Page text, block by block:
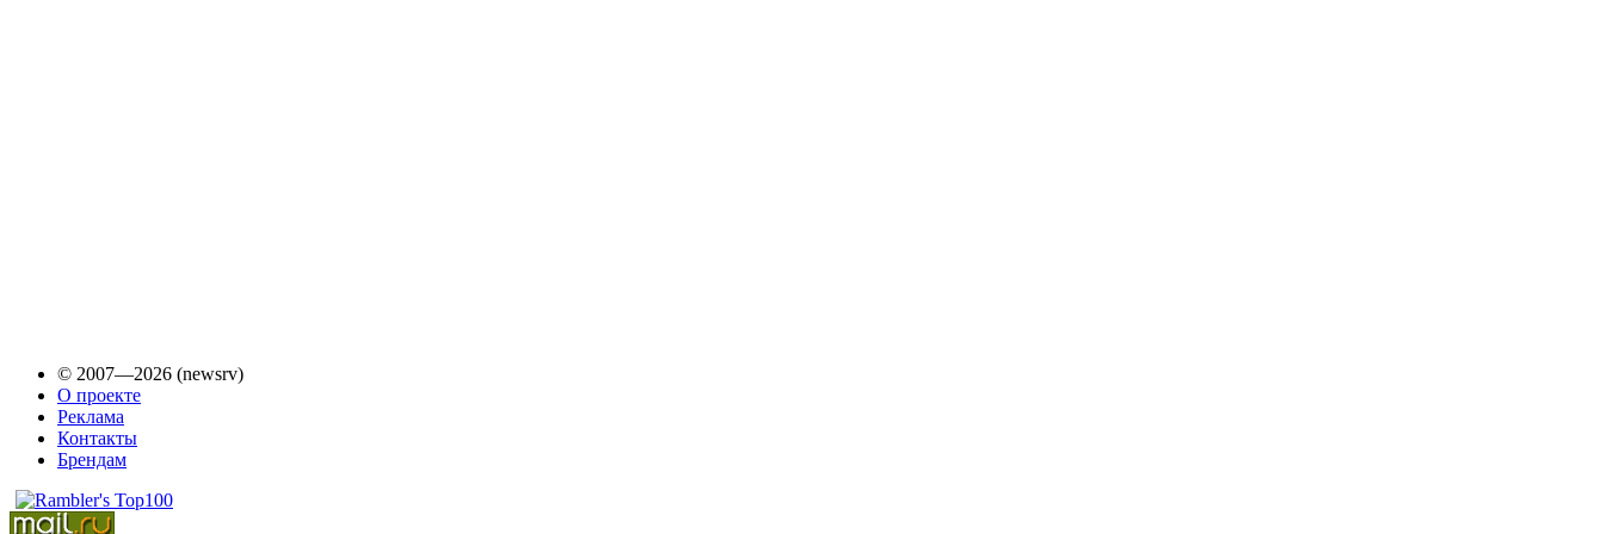
© 2007—2026 (newsrv)
О проекте
Реклама
Контакты
Брендам